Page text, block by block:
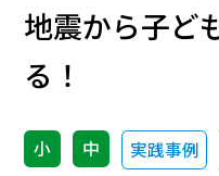
地震から子ど
る！
小 中 実践事例